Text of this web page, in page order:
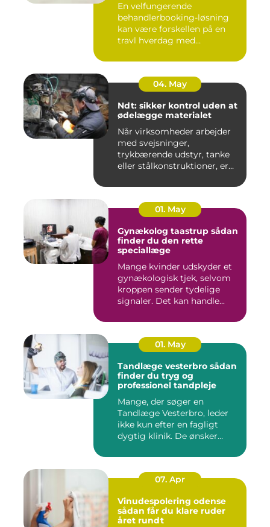
En velfungerende
behandlerbooking-løsning
kan være forskellen på en
travl hverdag med
04. May
Ndt: sikker kontrol uden at
ødelægge materialet
Når virksomheder arbejder
med svejsninger,
trykbærende udstyr, tanke
eller stålkonstruktioner, er
01. May
Gynækolog taastrup sådan
finder du den rette
speciallæge
Mange kvinder udskyder et
gynækologisk tjek, selvom
kroppen sender tydelige
signaler. Det kan handle...
01. May
Tandlæge vesterbro sådan
finder du tryg og
professionel tandpleje
Mange, der søger en
Tandlæge Vesterbro, leder
ikke kun efter en fagligt
dygtig klinik. De ønsker
07. Apr
Vinudespolering odense
sådan får du klare ruder
året rundt